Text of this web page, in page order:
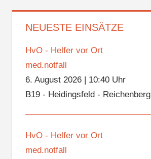
NEUESTE EINSÄTZE
HvO - Helfer vor Ort
med.notfall
6. August 2026| 10:40 Uhr
B19 - Heidingsfeld - Reichenberg
HvO - Helfer vor Ort
med.notfall